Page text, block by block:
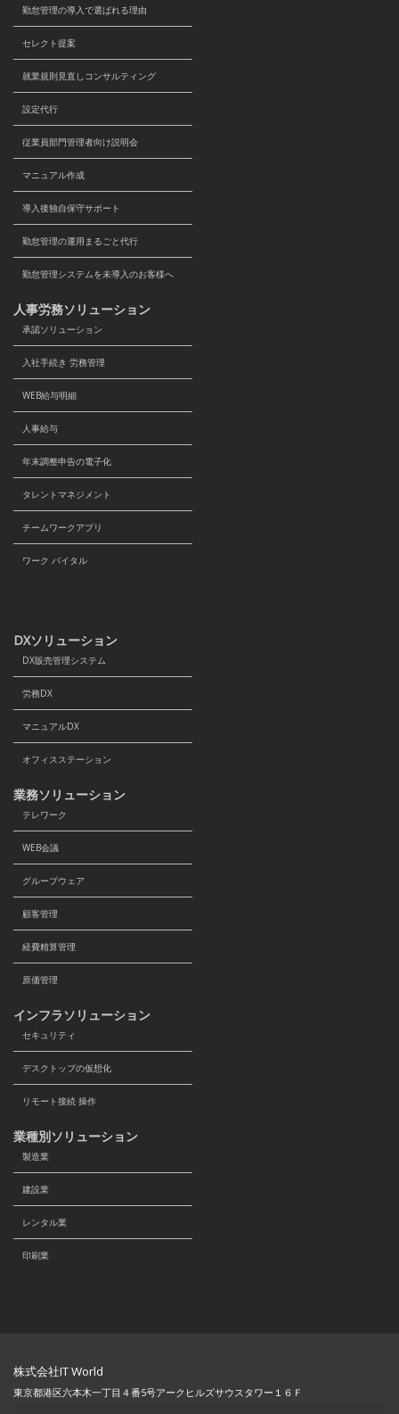
勤怠管理の導入で選ばれる理由
セレクト提案
就業規則見直しコンサルティング
設定代行
従業員部門管理者向け説明会
マニュアル作成
導入後独自保守サポート
勤怠管理の運用まるごと代行
勤怠管理システムを未導入のお客様へ
人事労務ソリューション
承認ソリューション
入社手続き 労務管理
WEB給与明細
人事給与
年末調整申告の電子化
タレントマネジメント
チームワークアプリ
ワーク バイタル
DXソリューション
DX販売管理システム
労務DX
マニュアルDX
オフィスステーション
業務ソリューション
テレワーク
WEB会議
グループウェア
顧客管理
経費精算管理
原価管理
インフラソリューション
セキュリティ
デスクトップの仮想化
リモート接続 操作
業種別ソリューション
製造業
建設業
レンタル業
印刷業
株式会社IT World
東京都港区六本木一丁目４番5号アークヒルズサウスタワー１６Ｆ